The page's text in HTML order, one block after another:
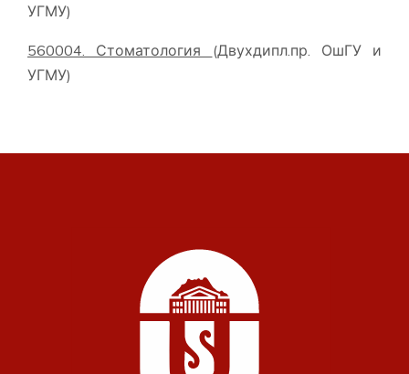
УГМУ)
560004. Стоматология (Двухдипл.пр. ОшГУ и
УГМУ)